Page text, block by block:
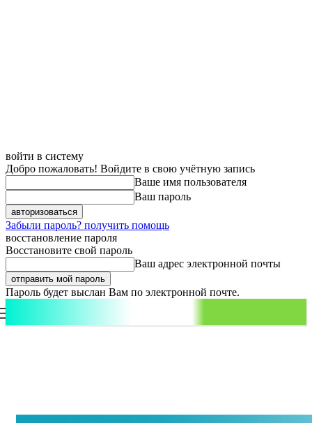
войти в систему
Добро пожаловать! Войдите в свою учётную запись
Ваше имя пользователя
Ваш пароль
Забыли пароль? получить помощь
восстановление пароля
Восстановите свой пароль
Ваш адрес электронной почты
Пароль будет выслан Вам по электронной почте.